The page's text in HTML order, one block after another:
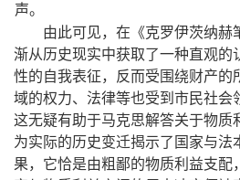
声。
由此可见， 在《克罗伊茨纳赫
渐从历史现实中获取了一种直观的
性的自我表征， 反而受围绕财产的
域的权力、法律等也受到市民社会
这无疑有助于马克思解答关于物质
为实际的历史变迁揭示了国家与法
果， 它恰是由粗鄙的物质利益支配，